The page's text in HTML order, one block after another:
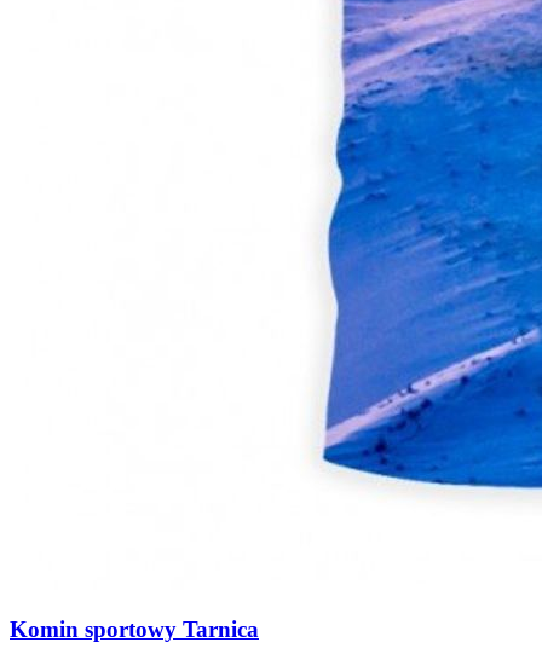
Komin sportowy Tarnica